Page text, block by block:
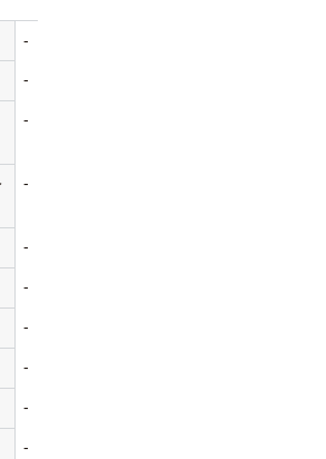
-
-
-
-
-
-
-
-
-
-